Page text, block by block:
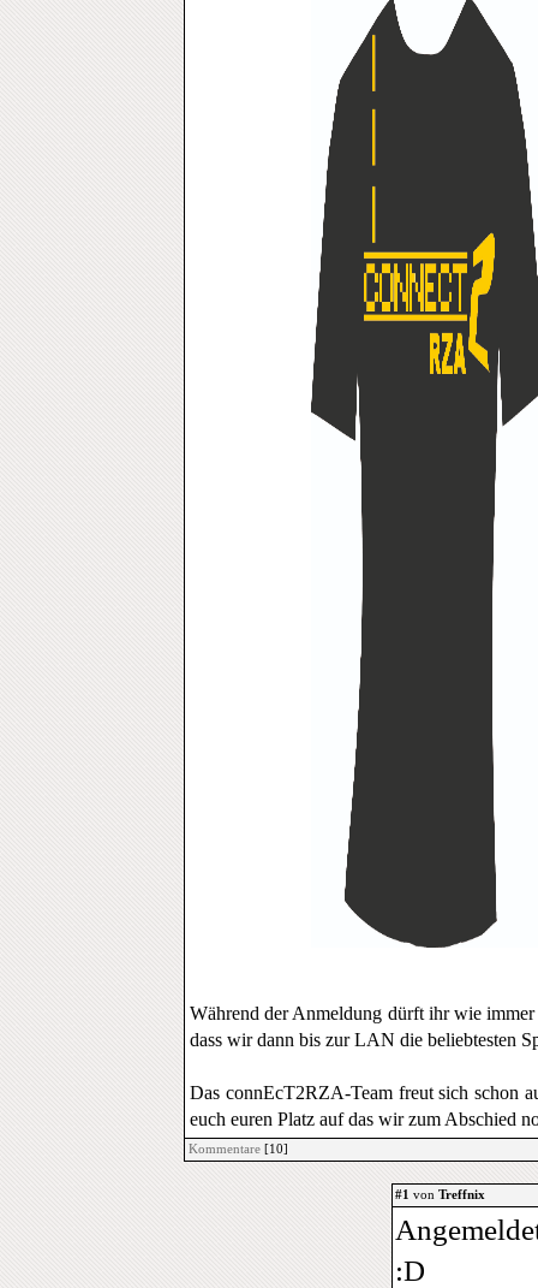
Während der Anmeldung dürft ihr wie
dass wir dann bis zur LAN die beliebtesten
Das connEcT2RZA-Team freut sich schon
euch euren Platz auf das wir zum Abschied
Kommentare [10]
#1 von Treffnix
:D